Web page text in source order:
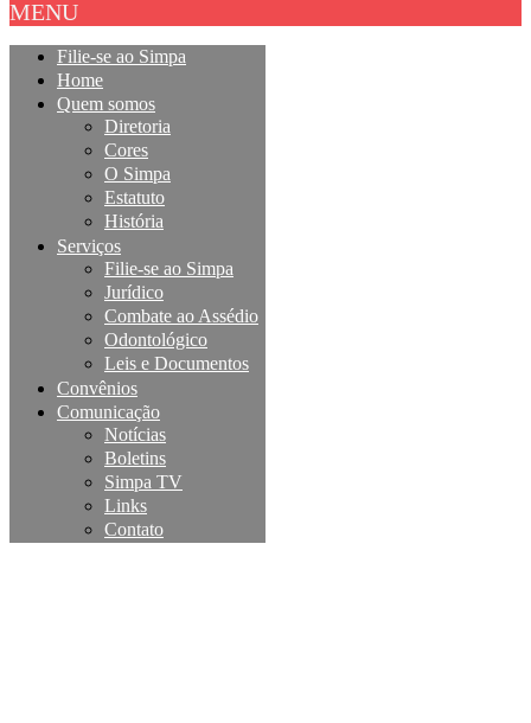
MENU
Filie-se ao Simpa
Home
Quem somos
Diretoria
Cores
O Simpa
Estatuto
História
Serviços
Filie-se ao Simpa
Jurídico
Combate ao Assédio
Odontológico
Leis e Documentos
Convênios
Comunicação
Notícias
Boletins
Simpa TV
Links
Contato